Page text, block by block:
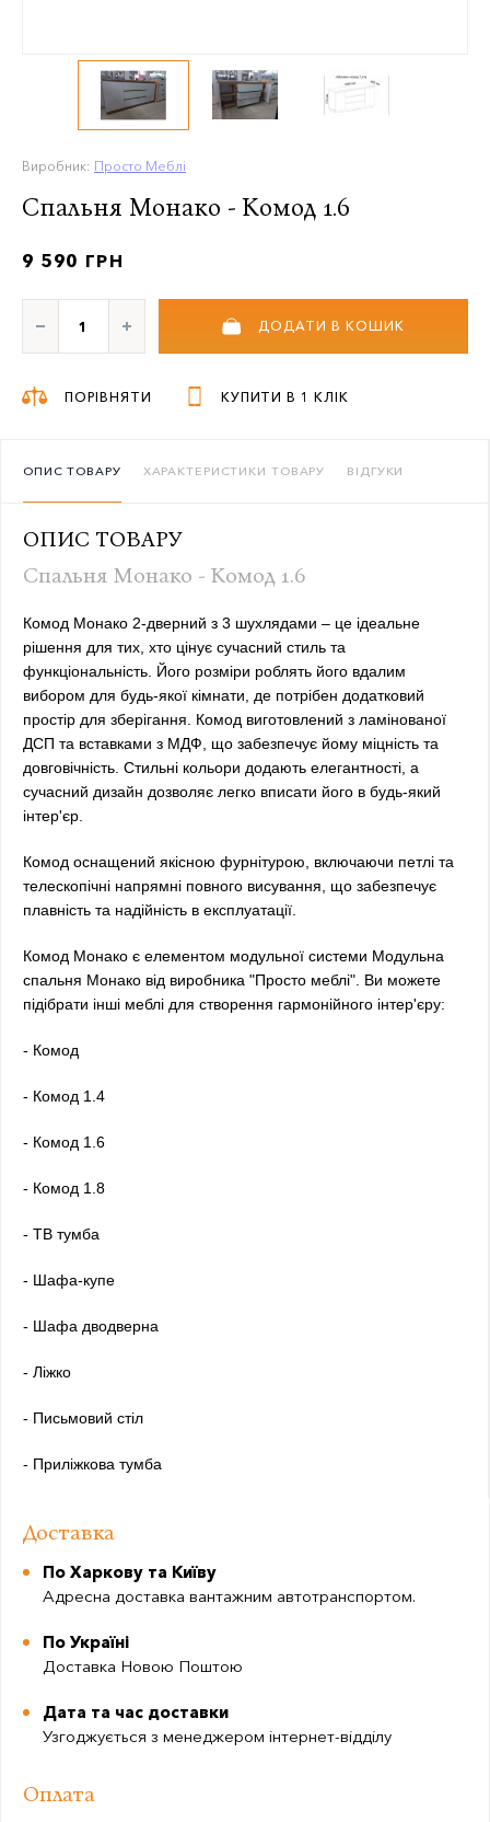
Виробник: Просто Меблі
Спальня Монако - Комод 1.6
9 590 ГРН
ДОДАТИ В КОШИК
ПОРІВНЯТИ КУПИТИ В 1 КЛІК
ОПИС ТОВАРУ ХАРАКТЕРИСТИКИ ТОВАРУ ВІДГУКИ
ОПИС ТОВАРУ
Спальня Монако - Комод 1.6
Комод Монако 2-дверний з 3 шухлядами – це ідеальне
рішення для тих, хто цінує сучасний стиль та
функціональність. Його розміри роблять його вдалим
вибором для будь-якої кімнати, де потрібен додатковий
простір для зберігання. Комод виготовлений з ламінованої
ДСП та вставками з МДФ, що забезпечує йому міцність та
довговічність. Стильні кольори додають елегантності, а
сучасний дизайн дозволяє легко вписати його в будь-який
інтер'єр.
Комод оснащений якісною фурнітурою, включаючи петлі та
телескопічні напрямні повного висування, що забезпечує
плавність та надійність в експлуатації.
Комод Монако є елементом модульної системи Модульна
спальня Монако від виробника "Просто меблі". Ви можете
підібрати інші меблі для створення гармонійного інтер'єру:
- Комод
- Комод 1.4
- Комод 1.6
- Комод 1.8
- ТВ тумба
- Шафа-купе
- Шафа дводверна
- Ліжко
- Письмовий стіл
- Приліжкова тумба
Доставка
По Харкову та Київу
Адресна доставка вантажним автотранспортом.
По Україні
Доставка Новою Поштою
Дата та час доставки
Узгоджується з менеджером інтернет-відділу
Оплата